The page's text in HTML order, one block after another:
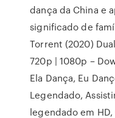
dança da China e
significado de
Torrent (2020)
720p | 1080p –
Ela Dança, Eu
Legendado,
legendado em HD,